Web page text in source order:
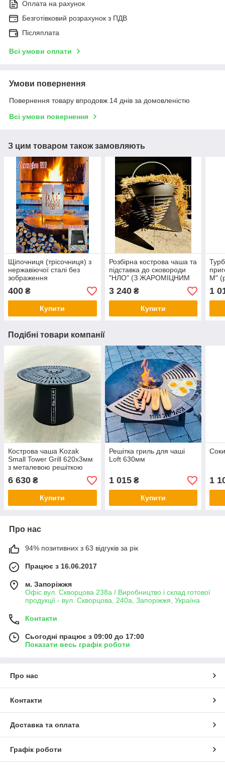
Оплата на рахунок
Безготівковий розрахунок з ПДВ
Післяплата
Всі умови оплати
Умови повернення
Повернення товару впродовж 14 днів за домовленістю
Всі умови повернення
З цим товаром також замовляють
Щіпочниця (трісочниця) з
нержавіючої сталі без
зображення
400 ₴
Купити
Розбірна кострова чаша та
підставка до сковороди
"НЛО" (З ЖАРОМІЦНИМ
ПОКРИТТЯМ)
3 240₴
Купити
М"
З
1
Подібні товари компанії
Кострова чаша Kozak
Small Tower Grill 620х3мм
з металевою решіткою
6 630 ₴
Купити
Решітка гриль для чаші
Loft 630мм
1 015₴
Купити
1
Про нас
94% позитивних з 63 відгуків за рік
Працює з 16.06.2017
м. Запоріжжя
Офіс вул. Скворцова 238а / Виробництво і склад готової
продукції - вул. Скворцова, 240а, Запоріжжя, Україна
Контакти
Сьогодні працює з 09:00 до 17:00
Показати весь графік роботи
Про нас
Контакти
Доставка та оплата
Графік роботи